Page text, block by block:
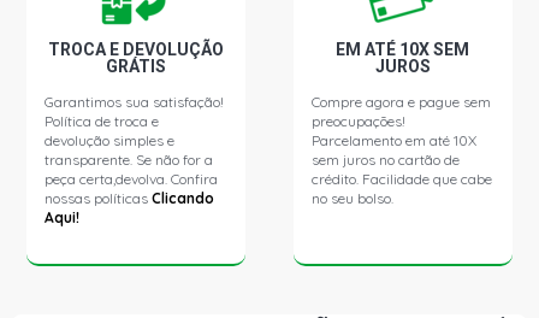
TROCA E DEVOLUÇÃO
GRÁTIS
Garantimos sua satisfação!
Política de troca e
devolução simples e
transparente. Se não for a
peça certa,devolva. Confira
nossas políticasClicando
Aqui!
EM ATÉ 10X SEM
JUROS
Compre agora e pague sem
preocupações!
Parcelamento em até 10X
sem juros no cartão de
crédito. Facilidade que cabe
no seu bolso.